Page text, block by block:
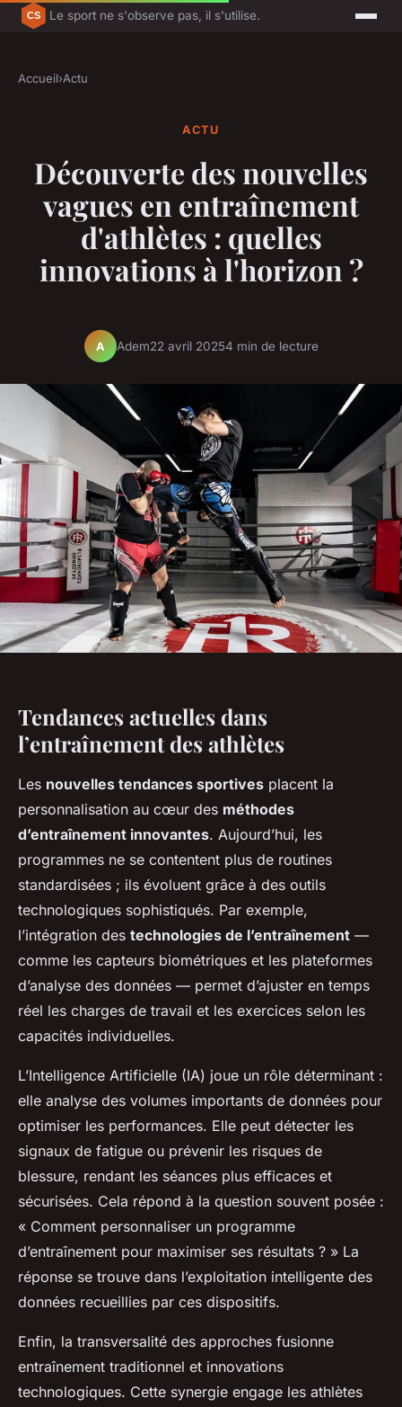
Le sport ne s'observe pas, il s'utilise.
Accueil›Actu
ACTU
Découverte des nouvelles
vagues en entraînement
d'athlètes : quelles
innovations à l'horizon ?
A Adem22 avril 20254 min de lecture
Tendances actuelles dans
l’entraînement des athlètes
Les nouvelles tendances sportives placent la
personnalisation au cœur des méthodes
d’entraînement innovantes. Aujourd’hui, les
programmes ne se contentent plus de routines
standardisées ; ils évoluent grâce à des outils
technologiques sophistiqués. Par exemple,
l’intégration des technologies de l’entraînement —
comme les capteurs biométriques et les plateformes
d’analyse des données — permet d’ajuster en temps
réel les charges de travail et les exercices selon les
capacités individuelles.
L’Intelligence Artificielle (IA) joue un rôle déterminant :
elle analyse des volumes importants de données pour
optimiser les performances. Elle peut détecter les
signaux de fatigue ou prévenir les risques de
blessure, rendant les séances plus efficaces et
sécurisées. Cela répond à la question souvent posée :
« Comment personnaliser un programme
d’entraînement pour maximiser ses résultats ? » La
réponse se trouve dans l’exploitation intelligente des
données recueillies par ces dispositifs.
Enfin, la transversalité des approches fusionne
entraînement traditionnel et innovations
technologiques. Cette synergie engage les athlètes